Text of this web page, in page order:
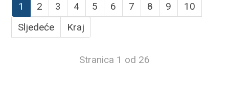
1 2 3 4 5 6 7 8 9
10
Sljedeće
Kraj
Stranica 1 od 26